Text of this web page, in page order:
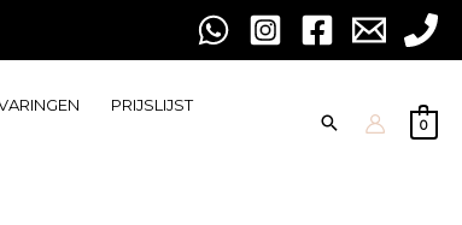
PRIJSLIJST
0